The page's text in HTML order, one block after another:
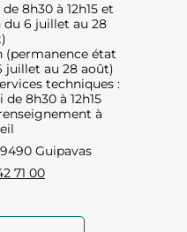
8h30 à 12h15 et
du 6 juillet au 28
(permanence état
juillet au 28 août)
techniques :
8h30 à 12h15
à
Guipavas
71 00